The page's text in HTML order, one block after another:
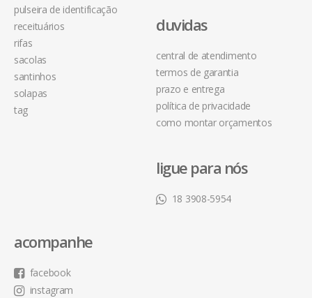
pulseira de identificação
receituários
rifas
sacolas
santinhos
solapas
tag
duvidas
central de atendimento
termos de garantia
prazo e entrega
política de privacidade
como montar orçamentos
ligue para nós
18 3908-5954
acompanhe
facebook
instagram